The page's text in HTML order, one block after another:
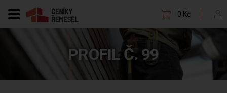
0 Kč
PROFIL Č. 99